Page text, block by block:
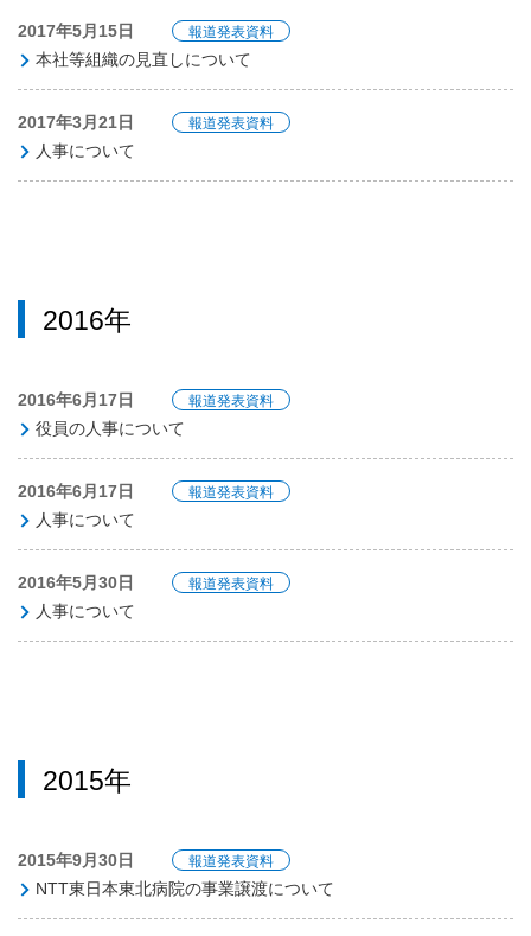
2017年5月15日 報道発表資料
本社等組織の見直しについて
2017年3月21日 報道発表資料
人事について
2016年
2016年6月17日 報道発表資料
役員の人事について
2016年6月17日 報道発表資料
人事について
2016年5月30日 報道発表資料
人事について
2015年
2015年9月30日 報道発表資料
NTT東日本東北病院の事業譲渡について